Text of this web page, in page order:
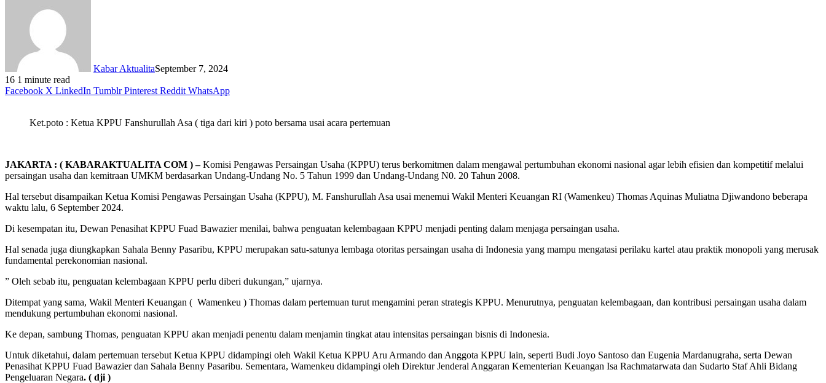
Kabar AktualitaSeptember 7, 2024
16 1 minute read
Facebook X LinkedIn Tumblr Pinterest Reddit WhatsApp
Ket.poto : Ketua KPPU Fanshurullah Asa ( tiga dari kiri ) poto bersama usai acara pertemuan
JAKARTA : ( KABARAKTUALITA COM ) –Komisi Pengawas Persaingan Usaha (KPPU) terus berkomitmen dalam mengawal pertumbuhan ekonomi nasional agar lebih efisien dan kompetitif melalui
persaingan usaha dan kemitraan UMKM berdasarkan Undang-Undang No. 5 Tahun 1999 dan Undang-Undang N0. 20 Tahun 2008.
Hal tersebut disampaikan Ketua Komisi Pengawas Persaingan Usaha (KPPU), M. Fanshurullah Asa usai menemui Wakil Menteri Keuangan RI (Wamenkeu) Thomas Aquinas Muliatna Djiwandono beberapa
waktu lalu, 6 September 2024.
Di kesempatan itu, Dewan Penasihat KPPU Fuad Bawazier menilai, bahwa penguatan kelembagaan KPPU menjadi penting dalam menjaga persaingan usaha.
Hal senada juga diungkapkan Sahala Benny Pasaribu, KPPU merupakan satu-satunya lembaga otoritas persaingan usaha di Indonesia yang mampu mengatasi perilaku kartel atau praktik monopoli yang merusak
fundamental perekonomian nasional.
” Oleh sebab itu, penguatan kelembagaan KPPU perlu diberi dukungan,” ujarnya.
Ditempat yang sama, Wakil Menteri Keuangan ( Wamenkeu ) Thomas dalam pertemuan turut mengamini peran strategis KPPU. Menurutnya, penguatan kelembagaan, dan kontribusi persaingan usaha dalam
mendukung pertumbuhan ekonomi nasional.
Ke depan, sambung Thomas, penguatan KPPU akan menjadi penentu dalam menjamin tingkat atau intensitas persaingan bisnis di Indonesia.
Untuk diketahui, dalam pertemuan tersebut Ketua KPPU didampingi oleh Wakil Ketua KPPU Aru Armando dan Anggota KPPU lain, seperti Budi Joyo Santoso dan Eugenia Mardanugraha, serta Dewan
Penasihat KPPU Fuad Bawazier dan Sahala Benny Pasaribu. Sementara, Wamenkeu didampingi oleh Direktur Jenderal Anggaran Kementerian Keuangan Isa Rachmatarwata dan Sudarto Staf Ahli Bidang
Pengeluaran Negara. ( dji )